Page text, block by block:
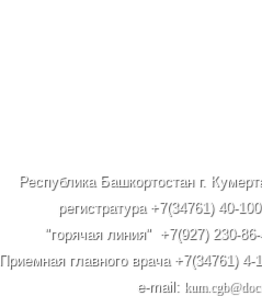
Республика Башкортостан г.
регистратура +7(34761) 40-
"горячая линия" +7(927) 230-
Приемная главного врача +7(34761)
e-mail: